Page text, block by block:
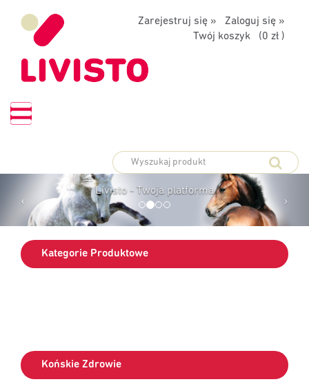
Zarejestruj się »
Zaloguj się »
Twój koszyk (0 zł )
ZAMÓWIEŃ
Livisto - Twoja platforma
Kategorie Produktowe
Końskie Zdrowie